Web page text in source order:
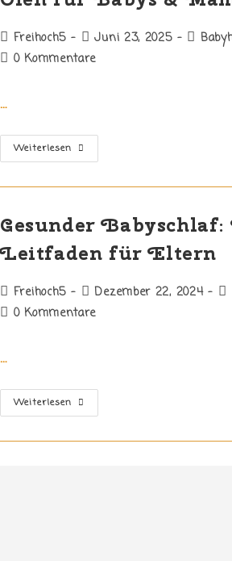
Beitrags-
Autor:
Freihoch5
Beitrag
veröffentlicht:
Juni 23, 2025
Beitrags-
0 Kommentare
…
Weiterlesen 🌿
Sanfte
Für
Babys
Mamas
Gesunder
Leitfaden für Eltern
Beitrags-
Autor:
Freihoch5
Beitrag
veröffentlicht:
Dezember 22, 2024
Beitrags-
0 Kommentare
…
Weiterlesen Gesunder
Babyschlaf: